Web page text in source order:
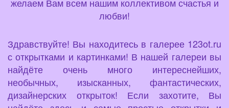
желаем Вам всем нашим коллективом счастья и
любви!
Здравствуйте! Вы находитесь в галерее 123ot.ru
с открытками и картинками! В нашей галереи вы
найдёте очень много интереснейших,
необычных, изысканных, фантастических,
дизайнерских открыток! Если захотите, Вы